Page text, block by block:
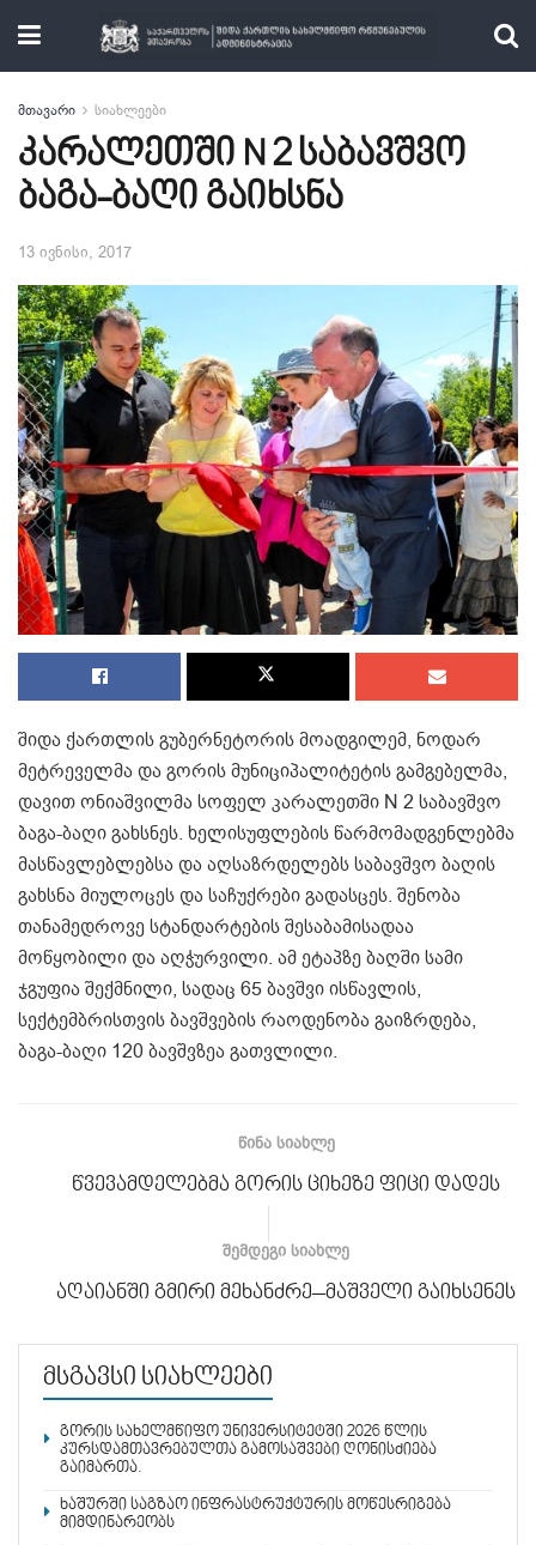
მთავარი სიახლეები
კარალეთში N 2 საბავშვო
ბაგა-ბაღი გაიხსნა
13 ივნისი, 2017
შიდა ქართლის გუბერნეტორის მოადგილემ, ნოდარ
მეტრეველმა და გორის მუნიციპალიტეტის გამგებელმა,
დავით ონიაშვილმა სოფელ კარალეთში N 2 საბავშვო
ბაგა-ბაღი გახსნეს. ხელისუფლების წარმომადგენლებმა
მასწავლებლებსა და აღსაზრდელებს საბავშვო ბაღის
გახსნა მიულოცეს და საჩუქრები გადასცეს. შენობა
თანამედროვე სტანდარტების შესაბამისადაა
მოწყობილი და აღჭურვილი. ამ ეტაპზე ბაღში სამი
ჯგუფია შექმნილი, სადაც 65 ბავშვი ისწავლის,
სექტემბრისთვის ბავშვების რაოდენობა გაიზრდება,
ბაგა-ბაღი 120 ბავშვზეა გათვლილი.
ᲬᲘᲜᲐ ᲡᲘᲐᲮᲚᲔ
წვევამდელებმა გორის ციხეზე ფიცი დადეს
ᲨᲔᲛᲓᲔᲒᲘ ᲡᲘᲐᲮᲚᲔ
აღაიანში გმირი მეხანძრე–მაშველი გაიხსენეს
მსგავსი სიახლეები
გორის სახელმწიფო უნივერსიტეტში 2026 წლის
კურსდამთავრებულთა გამოსაშვები ღონისძიება
გაიმართა.
ხაშურში საგზაო ინფრასტრუქტურის მოწესრიგება
მიმდინარეობს